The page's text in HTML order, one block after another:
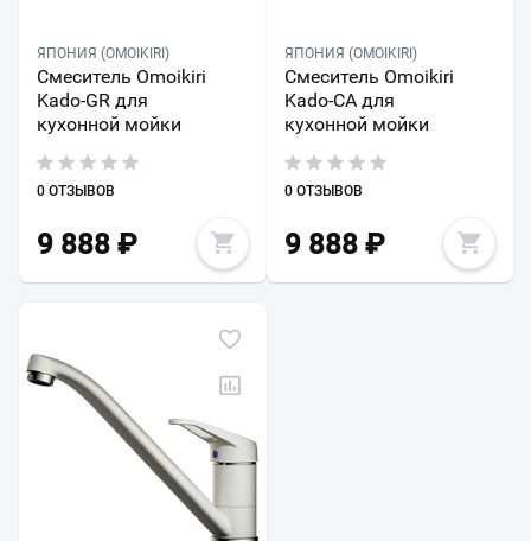
ЯПОНИЯ (OMOIKIRI)
Смеситель Omoikiri
Kado-GR для
кухонной мойки
0 ОТЗЫВОВ
9 888 ₽
ЯПОНИЯ (OMOIKIRI)
Смеситель Omoikiri
Kado-CA для
кухонной мойки
0 ОТЗЫВОВ
9 888₽